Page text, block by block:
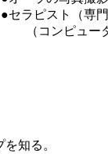
●セラピスト（専
（コンピュータ
知る。